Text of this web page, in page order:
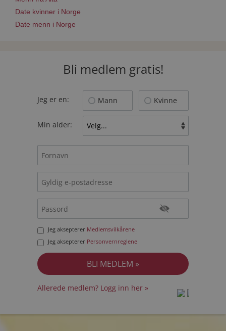
Date kvinner i Norge
Date menn i Norge
Bli medlem gratis!
Jeg er en: Mann Kvinne
Min alder:
Jeg aksepterer Medlemsvilkårene
Jeg aksepterer Personvernreglene
Allerede medlem? Logg inn her »